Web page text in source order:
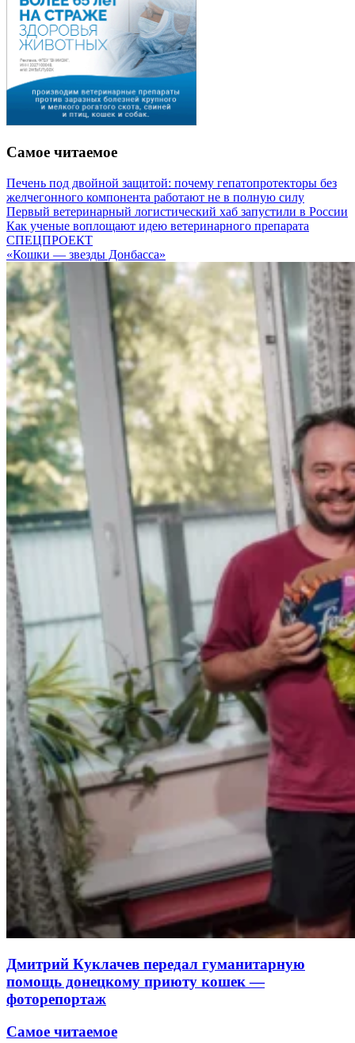
Самое читаемое
Печень под двойной защитой: почему гепатопротекторы без
желчегонного компонента работают не в полную силу
Первый ветеринарный логистический хаб запустили в России
Как ученые воплощают идею ветеринарного препарата
СПЕЦПРОЕКТ
«Кошки — звезды Донбасса»
Дмитрий Куклачев передал гуманитарную
помощь донецкому приюту кошек —
фоторепортаж
Самое читаемое